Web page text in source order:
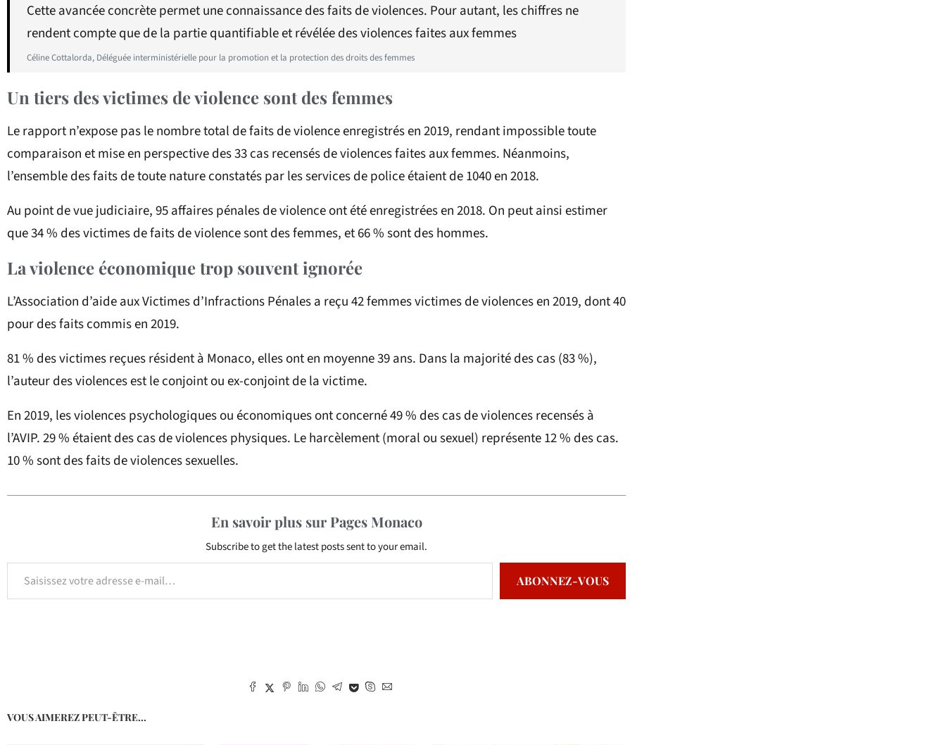
Cette avancée concrète permet une connaissance des faits de violences. Pour autant, les chiffres ne
rendent compte que de la partie quantifiable et révélée des violences faites aux femmes
Céline Cottalorda, Déléguée interministérielle pour la promotion et la protection des droits des femmes
Un tiers des victimes de violence sont des femmes
Le rapport n’expose pas le nombre total de faits de violence enregistrés en 2019, rendant impossible toute
comparaison et mise en perspective des 33 cas recensés de violences faites aux femmes. Néanmoins,
l’ensemble des faits de toute nature constatés par les services de police étaient de 1040 en 2018.
Au point de vue judiciaire, 95 affaires pénales de violence ont été enregistrées en 2018. On peut ainsi estimer
que 34 % des victimes de faits de violence sont des femmes, et 66 % sont des hommes.
La violence économique trop souvent ignorée
L’Association d’aide aux Victimes d’Infractions Pénales a reçu 42 femmes victimes de violences en 2019, dont 40
pour des faits commis en 2019.
81 % des victimes reçues résident à Monaco, elles ont en moyenne 39 ans. Dans la majorité des cas (83 %),
l’auteur des violences est le conjoint ou ex-conjoint de la victime.
En 2019, les violences psychologiques ou économiques ont concerné 49 % des cas de violences recensés à
l’AVIP. 29 % étaient des cas de violences physiques. Le harcèlement (moral ou sexuel) représente 12 % des cas.
10 % sont des faits de violences sexuelles.
En savoir plus sur Pages Monaco
Subscribe to get the latest posts sent to your email.
ABONNEZ-VOUS
VOUS AIMEREZ PEUT-ÊTRE...